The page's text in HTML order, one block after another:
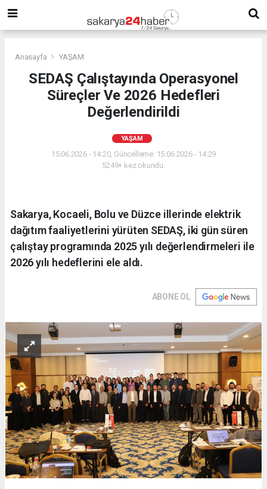
Anasayfa YAŞAM
SEDAŞ Çalıştayında Operasyonel
Süreçler Ve 2026 Hedefleri
Değerlendirildi
YAŞAM
15.06.2026 - 14:20, Güncelleme: 15.06.2026 - 14:29
5249+ kez okundu.
Sakarya, Kocaeli, Bolu ve Düzce illerinde elektrik
dağıtım faaliyetlerini yürüten SEDAŞ, iki gün süren
çalıştay programında 2025 yılı değerlendirmeleri ile
2026 yılı hedeflerini ele aldı.
ABONE OL